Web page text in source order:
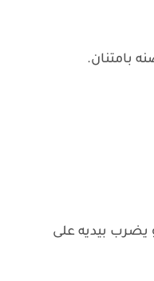
بامتنان.
بيديه على